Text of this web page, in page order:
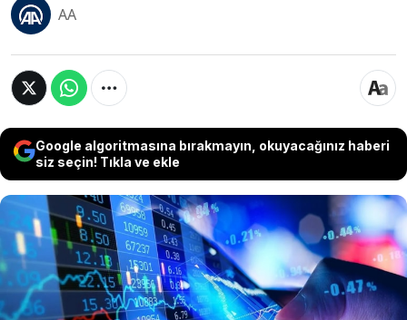
AA
Google algoritmasına bırakmayın, okuyacağınız haberi
siz seçin! Tıkla ve ekle
ABD Merkez Bankası’nın (Fed) faiz indirimlerini
tamamlamış olabileceğine dair beklentiler ve
büyük teknoloji şirketlerinin bilanço sonuçları,
küresel piyasalarda satış baskısını artırdı. ABD’de